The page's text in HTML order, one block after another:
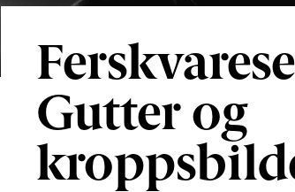
Gutter og